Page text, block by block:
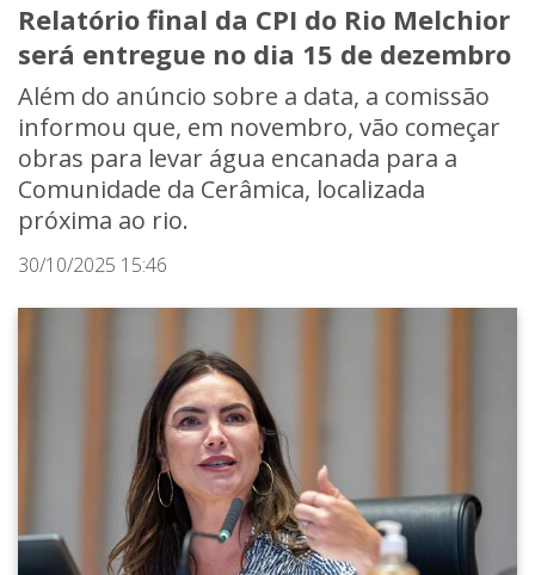
Relatório final da CPI do Rio Melchior
será entregue no dia 15 de dezembro
Além do anúncio sobre a data, a comissão
informou que, em novembro, vão começar
obras para levar água encanada para a
Comunidade da Cerâmica, localizada
próxima ao rio.
30/10/2025 15:46